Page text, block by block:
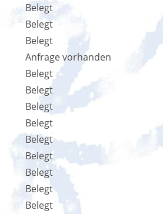
Belegt
Belegt
Belegt
Anfrage vorhanden
Belegt
Belegt
Belegt
Belegt
Belegt
Belegt
Belegt
Belegt
Belegt